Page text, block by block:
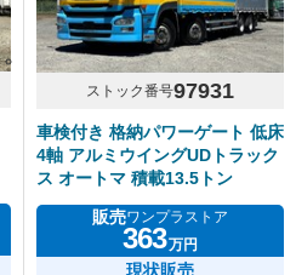
ストック番号97931
車検付き 格納パワーゲート 低床
4軸 アルミウイングUDトラック
ス オートマ 積載13.5トン
販売ワンプラストア
363万円
現状販売